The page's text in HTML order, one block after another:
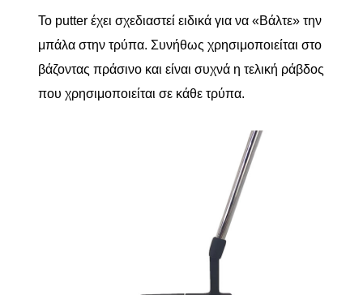
Το putter έχει σχεδιαστεί ειδικά για να «Βάλτε» την
μπάλα στην τρύπα. Συνήθως χρησιμοποιείται στο
βάζοντας πράσινο και είναι συχνά η τελική ράβδος
που χρησιμοποιείται σε κάθε τρύπα.